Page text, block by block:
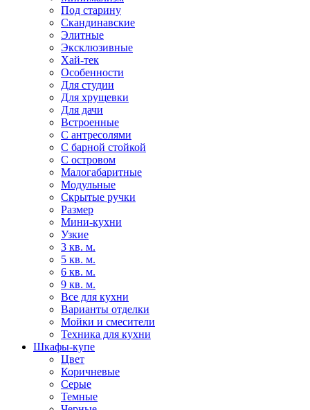
Под старину
Скандинавские
Элитные
Эксклюзивные
Хай-тек
Особенности
Для студии
Для хрущевки
Для дачи
Встроенные
С антресолями
С барной стойкой
С островом
Малогабаритные
Модульные
Скрытые ручки
Размер
Мини-кухни
Узкие
3 кв. м.
5 кв. м.
6 кв. м.
9 кв. м.
Все для кухни
Варианты отделки
Мойки и смесители
Техника для кухни
Шкафы-купе
Цвет
Коричневые
Серые
Темные